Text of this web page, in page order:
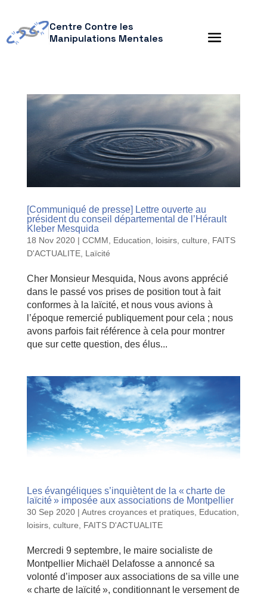
Centre Contre les
Manipulations Mentales
[Communiqué de presse] Lettre ouverte au
président du conseil départemental de l’Hérault
Kleber Mesquida
18 Nov 2020| CCMM Education, loisirs, culture
FAITS
D'ACTUALITE, Laïcité
Cher Monsieur Mesquida, Nous avons apprécié
dans le passé vos prises de position tout à fait
conformes à la laïcité, et nous vous avions à
l’époque remercié publiquement pour cela ; nous
avons parfois fait référence à cela pour montrer
que sur cette question, des élus...
Les évangéliques s’inquiètent de la « charte de
laïcité » imposée aux associations de Montpellier
30 Sep 2020| Autres croyances et pratiques, Education,
loisirs, culture, FAITS D'ACTUALITE
Mercredi 9 septembre, le maire socialiste de
Montpellier Michaël Delafosse a annoncé sa
volonté d’imposer aux associations de sa ville une
« charte de laïcité », conditionnant le versement de